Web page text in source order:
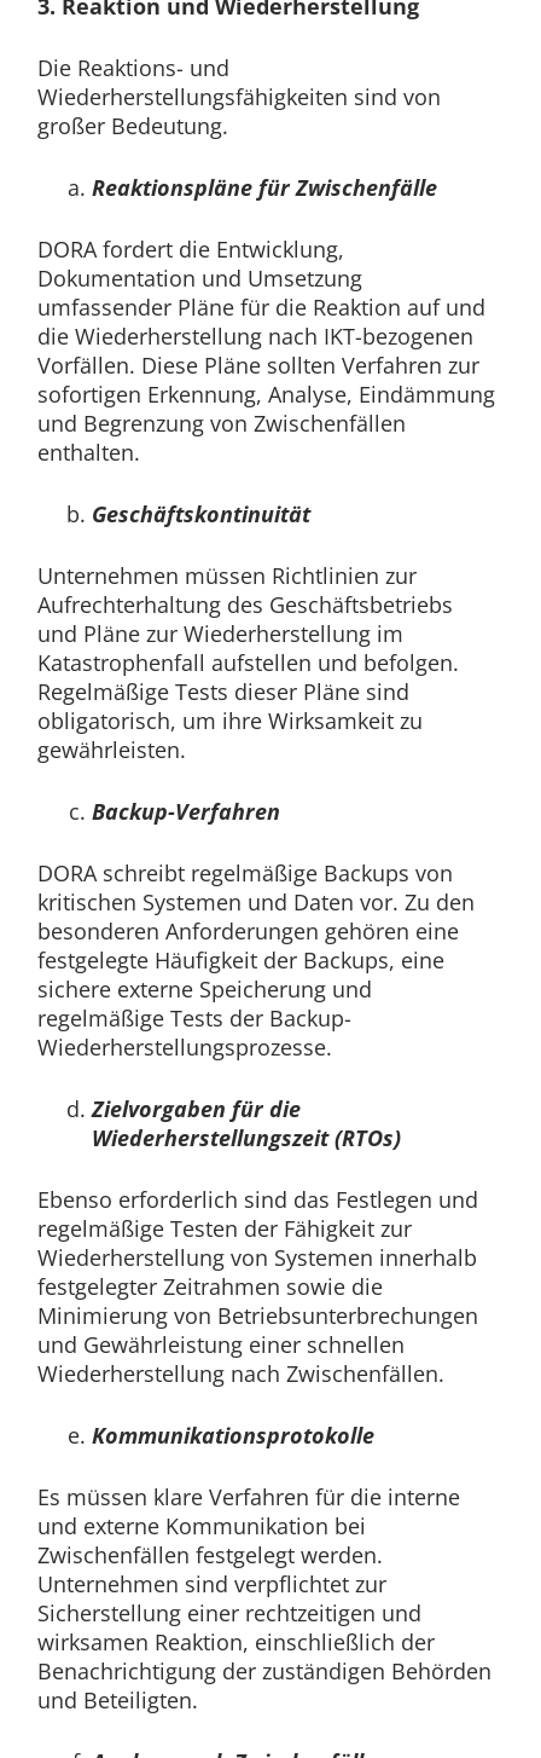
3. Reaktion und Wiederherstellung
Die Reaktions- und
Wiederherstellungsfähigkeiten sind von
großer Bedeutung.
Reaktionspläne für Zwischenfälle
DORA fordert die Entwicklung,
Dokumentation und Umsetzung
umfassender Pläne für die Reaktion auf und
die Wiederherstellung nach IKT-bezogenen
Vorfällen. Diese Pläne sollten Verfahren zur
sofortigen Erkennung, Analyse, Eindämmung
und Begrenzung von Zwischenfällen
enthalten.
Geschäftskontinuität
Unternehmen müssen Richtlinien zur
Aufrechterhaltung des Geschäftsbetriebs
und Pläne zur Wiederherstellung im
Katastrophenfall aufstellen und befolgen.
Regelmäßige Tests dieser Pläne sind
obligatorisch, um ihre Wirksamkeit zu
gewährleisten.
Backup-Verfahren
DORA schreibt regelmäßige Backups von
kritischen Systemen und Daten vor. Zu den
besonderen Anforderungen gehören eine
festgelegte Häufigkeit der Backups, eine
sichere externe Speicherung und
regelmäßige Tests der Backup-
Wiederherstellungsprozesse.
Zielvorgaben für die
Wiederherstellungszeit (RTOs)
Ebenso erforderlich sind das Festlegen und
regelmäßige Testen der Fähigkeit zur
Wiederherstellung von Systemen innerhalb
festgelegter Zeitrahmen sowie die
Minimierung von Betriebsunterbrechungen
und Gewährleistung einer schnellen
Wiederherstellung nach Zwischenfällen.
Kommunikationsprotokolle
Es müssen klare Verfahren für die interne
und externe Kommunikation bei
Zwischenfällen festgelegt werden.
Unternehmen sind verpflichtet zur
Sicherstellung einer rechtzeitigen und
wirksamen Reaktion, einschließlich der
Benachrichtigung der zuständigen Behörden
und Beteiligten.